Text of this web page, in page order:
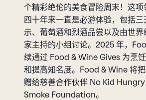
个精彩绝伦的美食冒险周末！这
四十年来一直是必游体验，包括
示、葡萄酒和烈酒品尝以及由世界
家主持的小组讨论。2025 年，
续通过 Food & Wine Gives 为烹
和提高知名度。Food & Wine 将
赠给慈善合作伙伴 No Kid
Smoke Foundation。